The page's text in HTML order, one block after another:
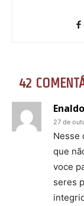
42
Enaldo
27 de
Nesse
que
voce
seres